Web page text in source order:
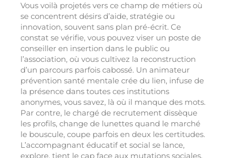
Vous voilà projetés vers ce champ de métiers où
se concentrent désirs d’aide, stratégie ou
innovation, souvent sans plan pré-écrit. Ce
constat se vérifie, vous pouvez viser un poste de
conseiller en insertion dans le public ou
l’association, où vous cultivez la reconstruction
d’un parcours parfois cabossé. Un animateur
prévention santé mentale crée du lien, infuse de
la présence dans toutes ces institutions
anonymes, vous savez, là où il manque des mots.
Par contre, le chargé de recrutement dissèque
les profils, change de lunettes quand le marché
le bouscule, coupe parfois en deux les certitudes.
L’accompagnant éducatif et social se lance,
explore, tient le cap face aux mutations sociales.